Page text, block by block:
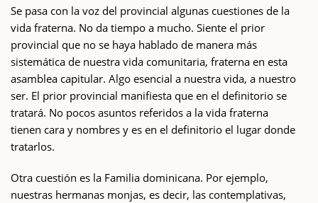
Se pasa con la voz del provincial algunas cuestiones de la
vida fraterna. No da tiempo a mucho. Siente el prior
provincial que no se haya hablado de manera más
sistemática de nuestra vida comunitaria, fraterna en esta
asamblea capitular. Algo esencial a nuestra vida, a nuestro
ser. El prior provincial manifiesta que en el definitorio se
tratará. No pocos asuntos referidos a la vida fraterna
tienen cara y nombres y es en el definitorio el lugar donde
tratarlos.
Otra cuestión es la Familia dominicana. Por ejemplo,
nuestras hermanas monjas, es decir, las contemplativas,